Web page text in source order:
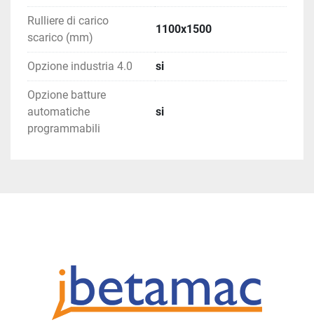
Rulliere di carico
scarico (mm)
1100x1500
Opzione industria 4.0 si
Opzione batture
automatiche
programmabili
si